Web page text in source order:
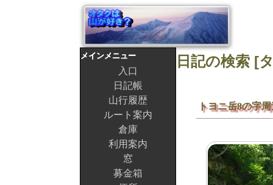
トヨニ岳8の字
メインメニュー
入口
日記帳
山行履歴
ルート案内
倉庫
利用案内
窓
募金箱